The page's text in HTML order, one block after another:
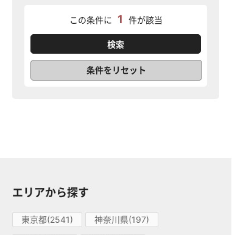
この条件に 1 件が該当
条件をリセット
エリアから探す
東京都(2541) 神奈川県(197)